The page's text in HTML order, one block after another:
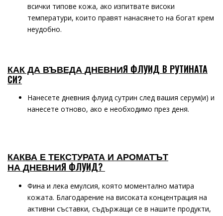
всички типове кожа, ако изпитвате високи
температури, които правят нанасянето на богат крем
неудобно.
КАК ДА ВЪВЕДА ДНЕВНИЯ ФЛУИД В РУТИНАТА
СИ?
Нанесете дневния флуид сутрин след вашия серум(и) и
нанесете отново, ако е необходимо през деня.
КАКВА Е ТЕКСТУРАТА И АРОМАТЪТ
НА ДНЕВНИЯ ФЛУИД?
Фина и лека емулсия, която моментално матира
кожата. Благодарение на високата концентрация на
активни съставки, съдържащи се в нашите продукти,